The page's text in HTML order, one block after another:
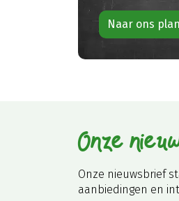
Naar ons
Onze
Onze nieuwsbrief
aanbiedingen en